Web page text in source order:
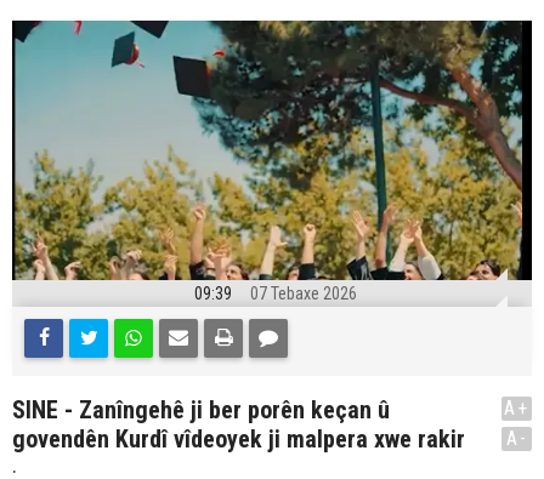
09:39 07 Tebaxe 2026
SINE - Zanîngehê ji ber porên keçan û
govendên Kurdî vîdeoyek ji malpera xwe rakir
.
A+
A-